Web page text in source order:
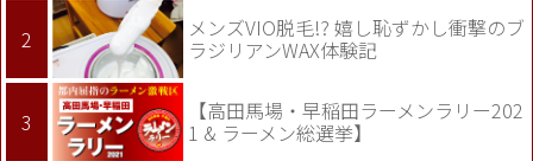
メンズVIO脱毛!? 嬉し恥ずかし衝撃のブ
ラジリアンWAX体験記
【高田馬場・早稲田ラーメンラリー202
1 & ラーメン総選挙】